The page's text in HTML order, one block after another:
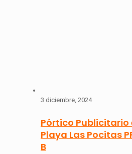
3 diciembre, 2024
Pórtico Publicitario
Playa Las Pocitas
B